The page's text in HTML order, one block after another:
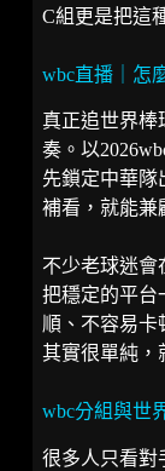
C組更是把這
wbc直播｜怎
真正追世界棒
奏。以
先鎖定中華隊
補看，就能兼
不少老球迷會
把穩定的平台
順、不容易卡
其實很單純，
wbc分組與世
很多人只看對